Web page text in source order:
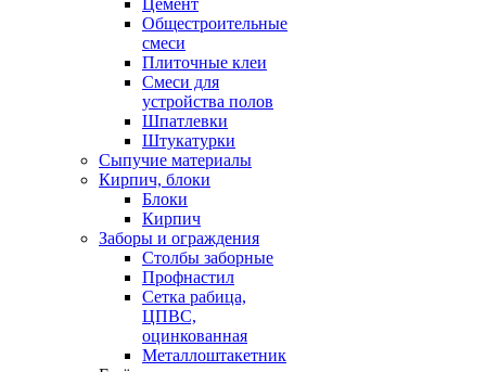
Цемент
Общестроительные
смеси
Плиточные клеи
Смеси для
устройства полов
Шпатлевки
Штукатурки
Сыпучие материалы
Кирпич, блоки
Блоки
Кирпич
Заборы и ограждения
Столбы заборные
Профнастил
Сетка рабица,
ЦПВС,
оцинкованная
Металлоштакетник